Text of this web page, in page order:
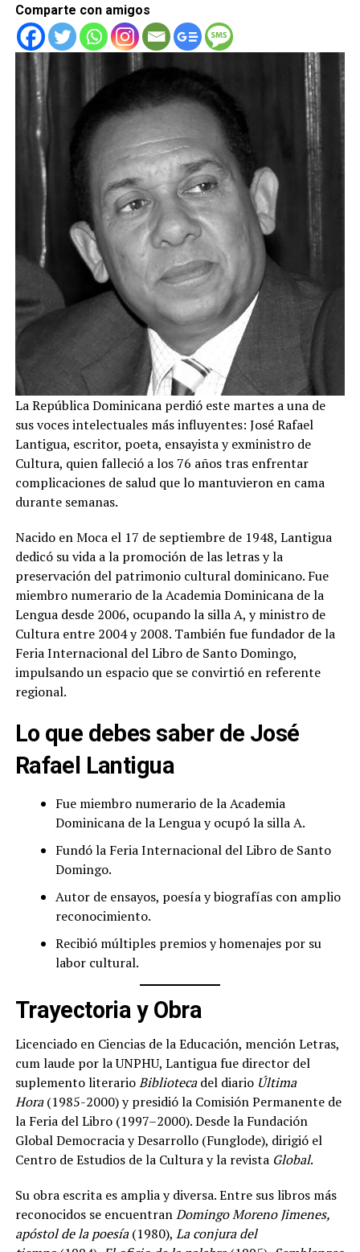
Comparte con amigos
La República Dominicana perdió este martes a una de
sus voces intelectuales más influyentes: José Rafael
Lantigua, escritor, poeta, ensayista y exministro de
Cultura, quien falleció a los 76 años tras enfrentar
complicaciones de salud que lo mantuvieron en cama
durante semanas.
Nacido en Moca el 17 de septiembre de 1948, Lantigua
dedicó su vida a la promoción de las letras y la
preservación del patrimonio cultural dominicano. Fue
miembro numerario de la Academia Dominicana de la
Lengua desde 2006, ocupando la silla A, y ministro de
Cultura entre 2004 y 2008. También fue fundador de la
Feria Internacional del Libro de Santo Domingo,
impulsando un espacio que se convirtió en referente
regional.
Lo que debes saber de José
Rafael Lantigua
Fue miembro numerario de la Academia
Dominicana de la Lengua y ocupó la silla A.
Fundó la Feria Internacional del Libro de Santo
Domingo.
Autor de ensayos, poesía y biografías con amplio
reconocimiento.
Recibió múltiples premios y homenajes por su
labor cultural.
Trayectoria y Obra
Licenciado en Ciencias de la Educación, mención Letras,
cum laude por la UNPHU, Lantigua fue director del
suplemento literarioBibliotecadel diario Última
Hora(1985-2000) y presidió la Comisión Permanente de
la Feria del Libro (1997–2000). Desde la Fundación
Global Democracia y Desarrollo (Funglode), dirigió el
Centro de Estudios de la Cultura y la revista Global.
Su obra escrita es amplia y diversa. Entre sus libros más
reconocidos se encuentranDomingo Moreno Jimenes,
apóstol de la poesía(1980), La conjura del